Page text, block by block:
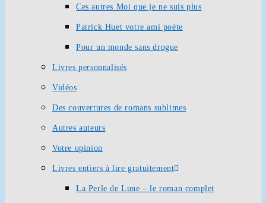
Ces autres Moi que je ne suis plus
Patrick Huet votre ami poète
Pour un monde sans drogue
Livres personnalisés
Vidéos
Des couvertures de romans sublimes
Autres auteurs
Votre opinion
Livres entiers à lire gratuitement
La Perle de Lune – le roman complet